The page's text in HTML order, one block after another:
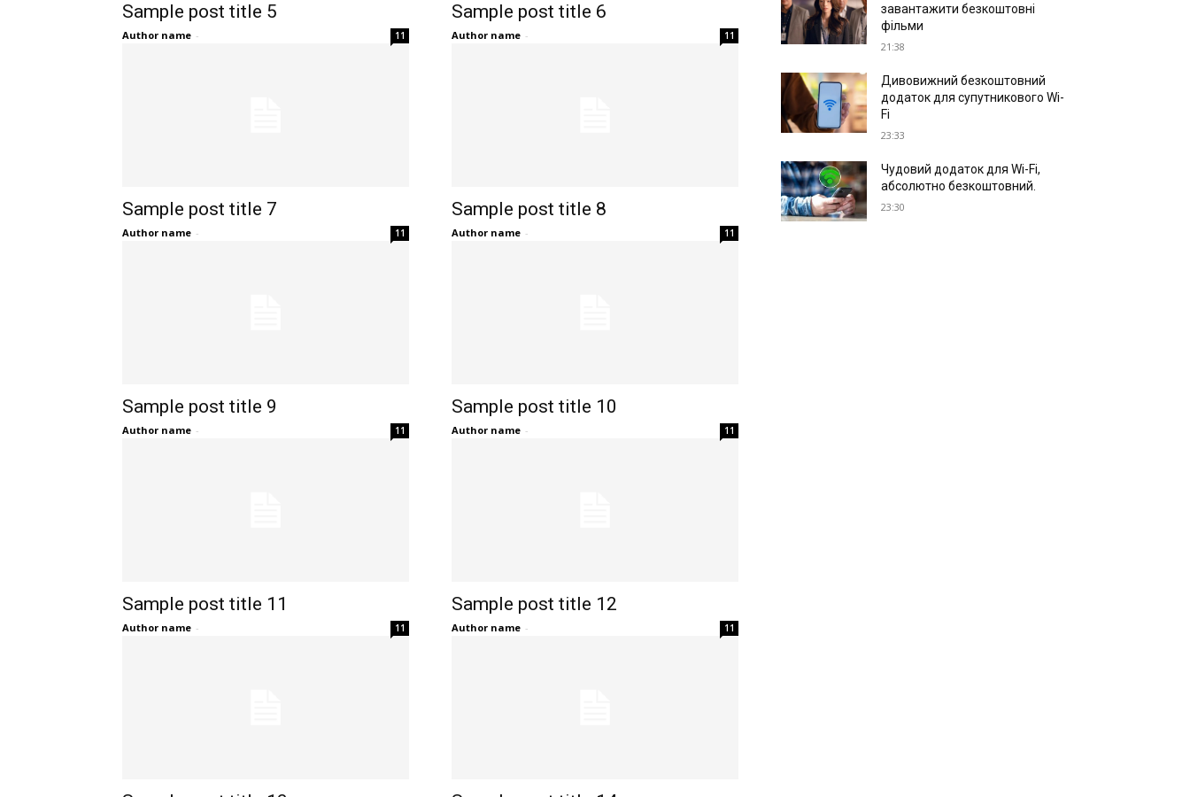
Sample post title 5
Author name - 11
Sample post title 6
Author name - 11
Sample post title 7
Author name - 11
Sample post title 8
Author name - 11
Sample post title 9
Author name - 11
Sample post title 10
Author name - 11
Sample post title 11
Author name - 11
Sample post title 12
Author name - 11
завантажити безкоштовні
фільми
21:38
Дивовижний безкоштовний
додаток для супутникового Wi-
Fi
23:33
Чудовий додаток для Wi-Fi,
абсолютно безкоштовний.
23:30